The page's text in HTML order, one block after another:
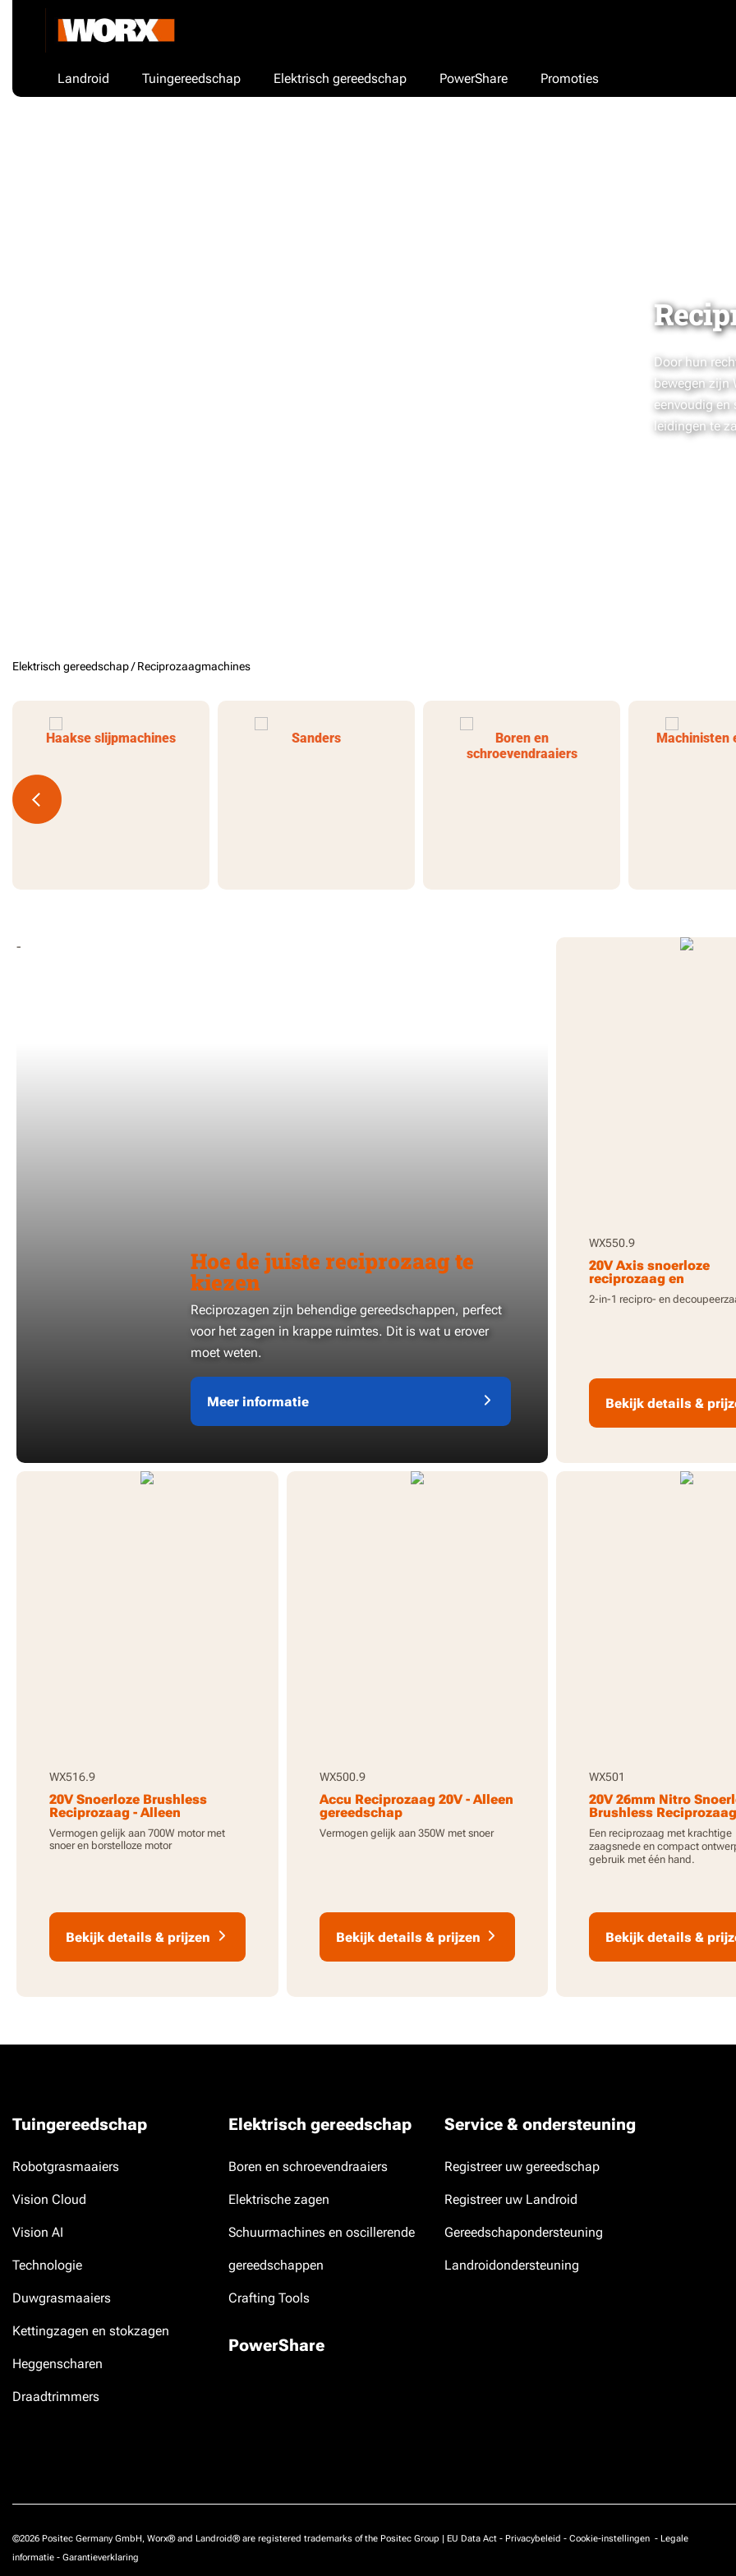
Landroid Tuingereedschap Elektrisch gereedschap PowerShare Promoties
Door hun
bewegen
eenvoudig
leidingen te
Elektrisch gereedschap /Reciprozaagmachines
Haakse slijpmachines Sanders
Boren en
schroevendraaiers
Machinisten
-
Hoe de juiste reciprozaag te
kiezen
Reciprozagen zijn behendige gereedschappen, perfect
voor het zagen in krappe ruimtes. Dit is wat u erover
moet weten.
Meer informatie
WX550.9
20V Axis snoerloze
reciprozaag en
decoupeerzaag - alleen
gereedschap
2-in-1 recipro- en
Bekijk details &
WX516.9
20V Snoerloze Brushless
Reciprozaag - Alleen
gereedschap
Vermogen gelijk aan 700W motor met
snoer en borstelloze motor
Bekijk details & prijzen
WX500.9
Accu Reciprozaag 20V - Alleen
gereedschap
Vermogen gelijk aan 350W met snoer
Bekijk details & prijzen
WX501
20V 26mm Nitro
Brushless
2.0Ah Batterij en Lader
Een reciprozaag met krachtige
zaagsnede en compact
gebruik met één hand.
Bekijk details &
Tuingereedschap
Robotgrasmaaiers
Vision Cloud
Vision AI
Technologie
Duwgrasmaaiers
Kettingzagen en stokzagen
Heggenscharen
Draadtrimmers
Elektrisch gereedschap
Boren en schroevendraaiers
Elektrische zagen
Schuurmachines en oscillerende
gereedschappen
Crafting Tools
PowerShare
Service & ondersteuning
Registreer uw gereedschap
Registreer uw Landroid
Gereedschapondersteuning
Landroidondersteuning
©2026 Positec Germany GmbH, Worx® and Landroid® are registered trademarks of the Positec Group | EU Data Act - Privacybeleid - Cookie-instellingen - Legale
informatie - Garantieverklaring